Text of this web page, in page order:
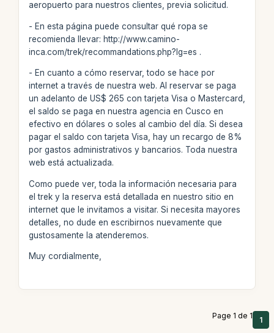
aeropuerto para nuestros clientes, previa solicitud.
- En esta página puede consultar qué ropa se
recomienda llevar: http://www.camino-
inca.com/trek/recommandations.php?lg=es .
- En cuanto a cómo reservar, todo se hace por
internet a través de nuestra web. Al reservar se paga
un adelanto de US$ 265 con tarjeta Visa o Mastercard,
el saldo se paga en nuestra agencia en Cusco en
efectivo en dólares o soles al cambio del día. Si desea
pagar el saldo con tarjeta Visa, hay un recargo de 8%
por gastos administrativos y bancarios. Toda nuestra
web está actualizada.
Como puede ver, toda la información necesaria para
el trek y la reserva está detallada en nuestro sitio en
internet que le invitamos a visitar. Si necesita mayores
detalles, no dude en escribirnos nuevamente que
gustosamente la atenderemos.
Muy cordialmente,
Page 1 de 1 1